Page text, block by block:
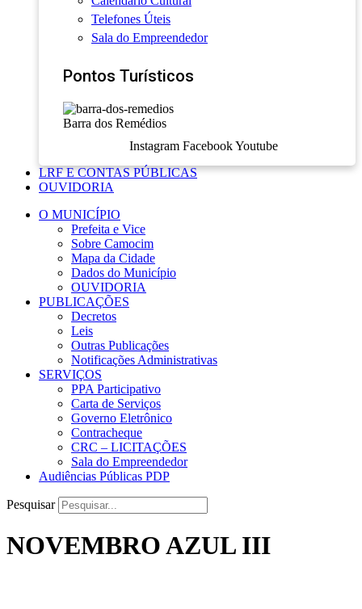
Telefones Úteis
Sala do Empreendedor
Pontos Turísticos
Barra dos Remédios
Instagram Facebook Youtube
LRF E CONTAS PÚBLICAS
OUVIDORIA
O MUNICÍPIO
Prefeita e Vice
Sobre Camocim
Mapa da Cidade
Dados do Município
OUVIDORIA
PUBLICAÇÕES
Decretos
Leis
Outras Publicações
Notificações Administrativas
SERVIÇOS
PPA Participativo
Carta de Serviços
Governo Eletrônico
Contracheque
CRC – LICITAÇÕES
Sala do Empreendedor
Audiências Públicas PDP
Pesquisar
NOVEMBRO AZUL III